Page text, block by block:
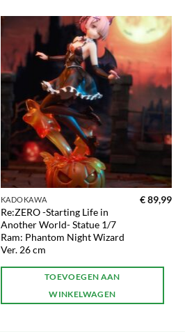
Toevoegen
aan
verlanglijst
KADOKAWA
Re:ZERO -Starting Life in
Another World- Statue 1/7
Ram: Phantom Night Wizard
Ver. 26 cm
€89,99
TOEVOEGEN AAN
WINKELWAGEN